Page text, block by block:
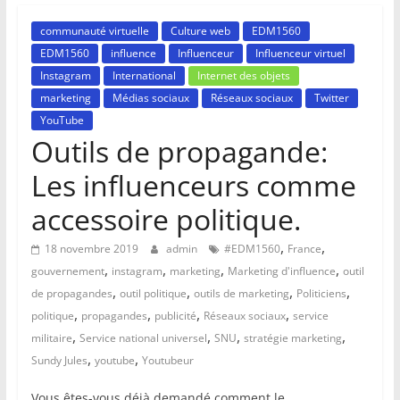
communauté virtuelle Culture web
EDM1560
EDM1560
influence Influenceur
Influenceur virtuel
Instagram
International
Internet des objets
marketing
Médias sociaux Réseaux sociaux
Twitter
YouTube
Outils de propagande:
Les influenceurs comme
accessoire politique.
18 novembre 2019 admin #EDM1560, France,
gouvernement, instagram, marketing, Marketing d'influence, outil
de propagandes, outil politique, outils de marketing, Politiciens,
politique, propagandes, publicité, Réseaux sociaux, service
militaire, Service national universel, SNU, stratégie marketing,
Sundy Jules, youtube, Youtubeur